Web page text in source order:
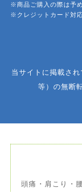
※商品ご購入の際は予
※クレジットカード対
当サイトに掲載さ
等）の無断
頭痛・肩こり・